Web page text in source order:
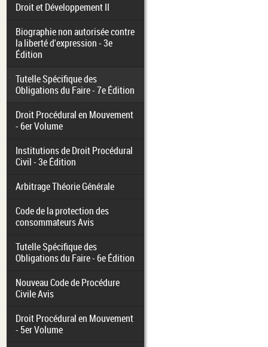
Droit et Développement II
Biographie non autorisée contre
la liberté d'expression - 3e
Édition
Tutelle Spécifique des
Obligations du Faire - 7e Édition
Droit Procédural en Mouvement
- 6er Volume
Institutions de Droit Procédural
Civil - 3e Édition
Arbitrage Théorie Générale
Code de la protection des
consommateurs Avis
Tutelle Spécifique des
Obligations du Faire - 6e Édition
Nouveau Code de Procédure
Civile Avis
Droit Procédural en Mouvement
- 5er Volume